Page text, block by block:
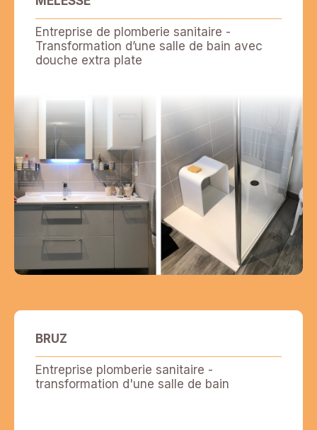
Entreprise de plomberie sanitaire -
Transformation d’une salle de bain avec
douche extra plate
BRUZ
Entreprise plomberie sanitaire -
transformation d'une salle de bain